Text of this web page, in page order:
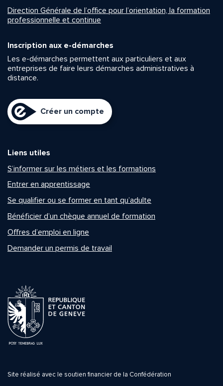
Direction Générale de l’office pour l’orientation, la formation
professionnelle et continue
Inscription aux e-démarches
Les e-démarches permettent aux particuliers et aux
entreprises de faire leurs démarches administratives à
distance.
Créer un compte
Liens utiles
S’informer sur les métiers et les formations
Entrer en apprentissage
Se qualifier ou se former en tant qu’adulte
Bénéficier d’un chèque annuel de formation
Offres d’emploi en ligne
Demander un permis de travail
Site réalisé avec le soutien financier de la Confédération